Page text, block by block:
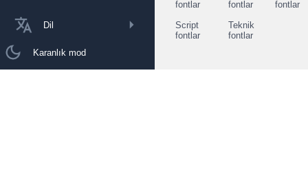
Dil
Karanlık mod
fontlar
fontlar
fontlar
Script
fontlar
Teknik
fontlar